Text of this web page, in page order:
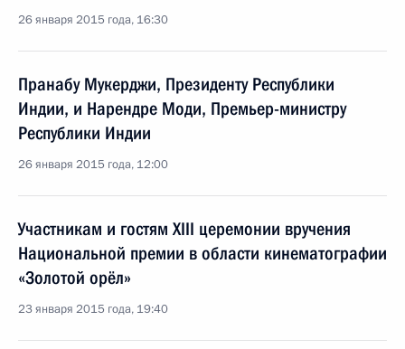
26 января 2015 года, 16:30
Пранабу Мукерджи, Президенту Республики
Индии, и Нарендре Моди, Премьер-министру
Республики Индии
26 января 2015 года, 12:00
Участникам и гостям XIII церемонии вручения
Национальной премии в области кинематографии
«Золотой орёл»
23 января 2015 года, 19:40